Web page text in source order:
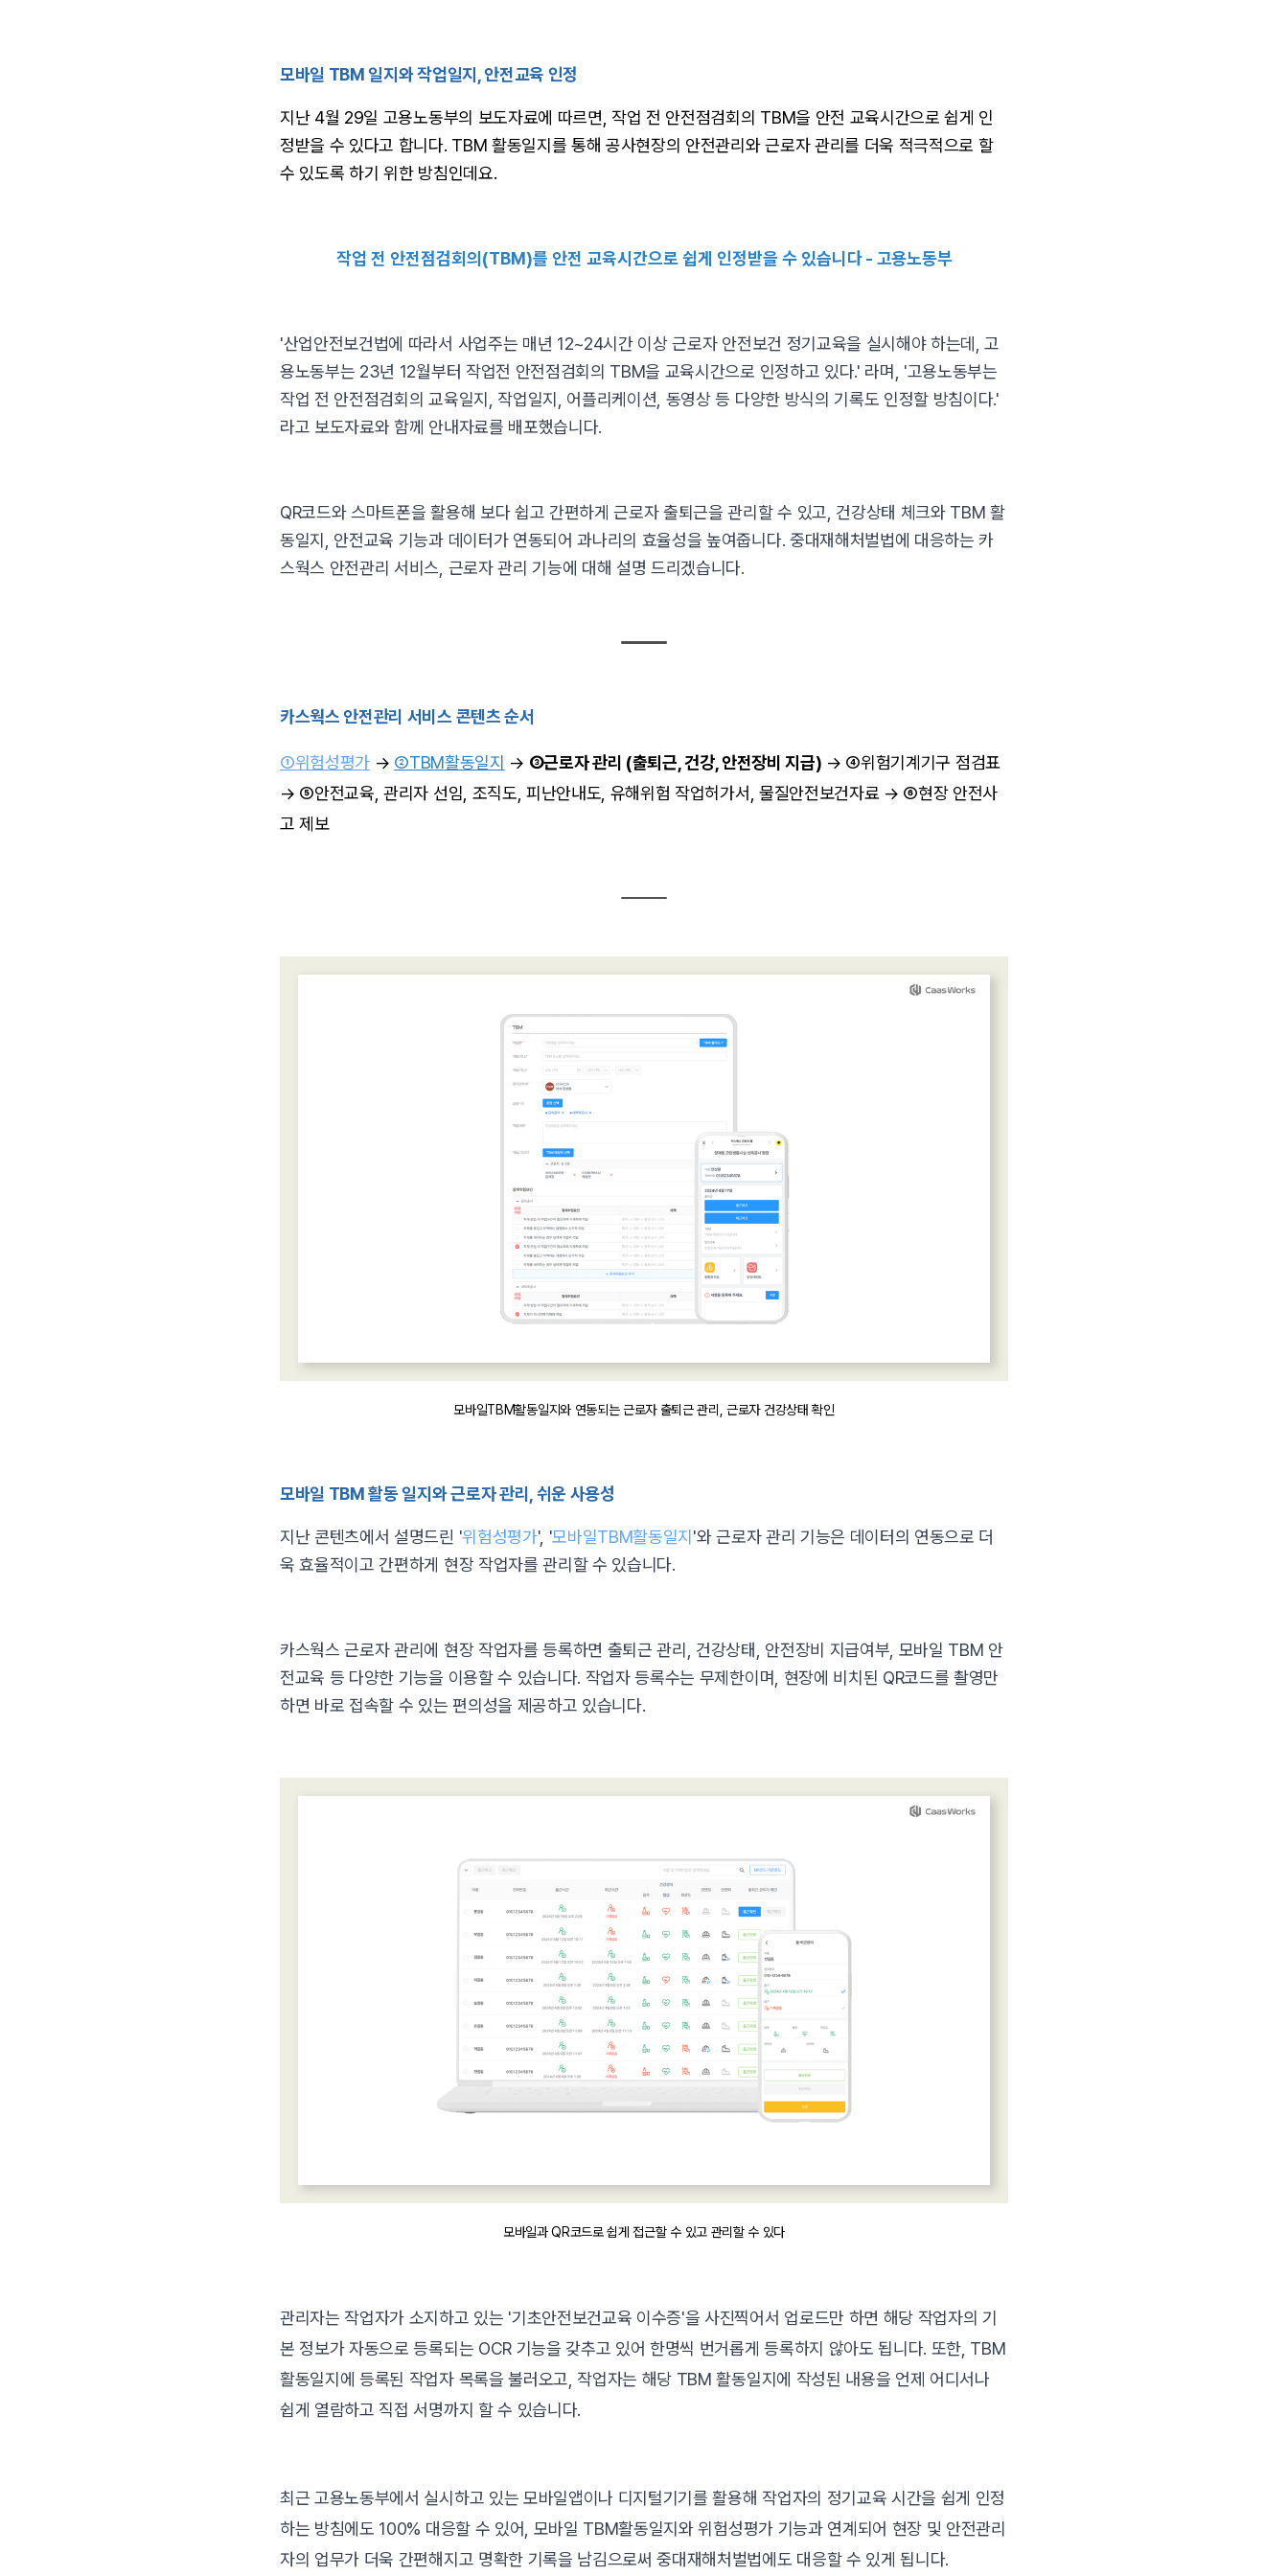
모바일 TBM 일지와 작업일지, 안전교육 인정
지난 4월 29일 고용노동부의 보도자료에 따르면, 작업 전 안전점검회의 TBM을 안전 교육시간으로 쉽게 인
정받을 수 있다고 합니다. TBM 활동일지를 통해 공사현장의 안전관리와 근로자 관리를 더욱 적극적으로 할
수 있도록 하기 위한 방침인데요.
작업 전 안전점검회의(TBM)를 안전 교육시간으로 쉽게 인정받을 수 있습니다- 고용노동부
'산업안전보건법에 따라서 사업주는 매년 12~24시간 이상 근로자 안전보건 정기교육을 실시해야 하는데, 고
용노동부는 23년 12월부터 작업전 안전점검회의 TBM을 교육시간으로 인정하고 있다.' 라며, '고용노동부는
작업 전 안전점검회의 교육일지, 작업일지, 어플리케이션, 동영상 등 다양한 방식의 기록도 인정할 방침이다.'
라고 보도자료와 함께 안내자료를 배포했습니다.
QR코드와 스마트폰을 활용해 보다 쉽고 간편하게 근로자 출퇴근을 관리할 수 있고, 건강상태 체크와 TBM 활
동일지, 안전교육 기능과 데이터가 연동되어 과나리의 효율성을 높여줍니다. 중대재해처벌법에 대응하는 카
스웍스 안전관리 서비스, 근로자 관리 기능에 대해 설명 드리겠습니다.
카스웍스 안전관리 서비스 콘텐츠 순서
①위험성평가 → ②TBM활동일지 → ③근로자 관리 (출퇴근, 건강, 안전장비 지급) → ④위험기계기구 점검표
→ ⑤안전교육, 관리자 선임, 조직도, 피난안내도, 유해위험 작업허가서, 물질안전보건자료 → ⑥현장 안전사
고 제보
모바일TBM 활동일지와 연동되는 근로자 출퇴근 관리, 근로자 건강상태 확인
모바일 TBM 활동 일지와 근로자 관리, 쉬운 사용성
지난 콘텐츠에서 설명드린 '위험성평가', '모바일TBM활동일지 '와 근로자 관리 기능은 데이터의 연동으로 더
욱 효율적이고 간편하게 현장 작업자를 관리할 수 있습니다.
카스웍스 근로자 관리에 현장 작업자를 등록하면 출퇴근 관리, 건강상태, 안전장비 지급여부, 모바일 TBM 안
전교육 등 다양한 기능을 이용할 수 있습니다. 작업자 등록수는 무제한이며, 현장에 비치된 QR코드를 촬영만
하면 바로 접속할 수 있는 편의성을 제공하고 있습니다.
모바일과 QR코드로 쉽게 접근할 수 있고 관리할 수 있다
관리자는 작업자가 소지하고 있는 '기초안전보건교육 이수증'을 사진찍어서 업로드만 하면 해당 작업자의 기
본 정보가 자동으로 등록되는 OCR 기능을 갖추고 있어 한명씩 번거롭게 등록하지 않아도 됩니다. 또한, TBM
활동일지에 등록된 작업자 목록을 불러오고, 작업자는 해당 TBM 활동일지에 작성된 내용을 언제 어디서나
쉽게 열람하고 직접 서명까지 할 수 있습니다.
최근 고용노동부에서 실시하고 있는 모바일앱이나 디지털기기를 활용해 작업자의 정기교육 시간을 쉽게 인정
하는 방침에도 100% 대응할 수 있어, 모바일 TBM활동일지와 위험성평가 기능과 연계되어 현장 및 안전관리
자의 업무가 더욱 간편해지고 명확한 기록을 남김으로써 중대재해처벌법에도 대응할 수 있게 됩니다.